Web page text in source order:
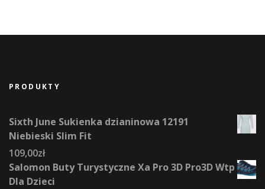
PRODUKTY
Sixth June Sukienka dzianinowa 12191
Niebieski Slim Fit
109,00zł
Salomon Buty Turystyczne Xa Pro 3D Pro3D Wtp
Dla Dzieci